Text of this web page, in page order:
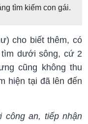
tìm kiếm con gái.
cho biết thêm, có
dưới sông, cứ 2
cũng không thu
hiện tại đã lên đến
công an, tiếp nhận